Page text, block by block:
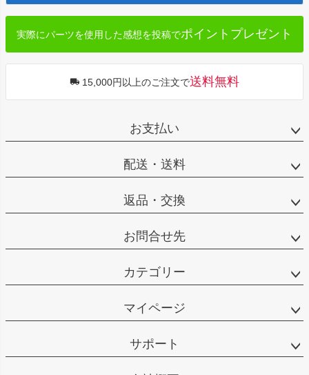
へ
実際にパーツを使用した感想を投稿でポイントプレゼント
15,000円以上のご注文で送料無料
お支払い
配送・送料
返品・交換
お問合せ先
カテゴリー
マイページ
サポート